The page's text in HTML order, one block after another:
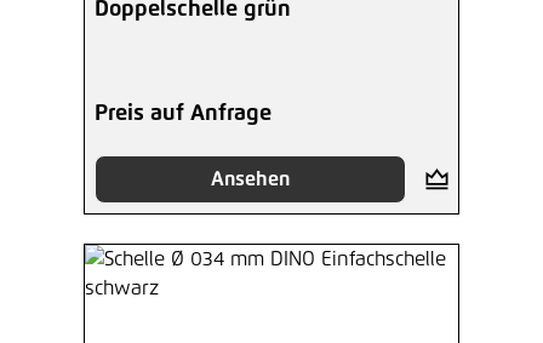
Doppelschelle grün
Preis auf Anfrage
Ansehen